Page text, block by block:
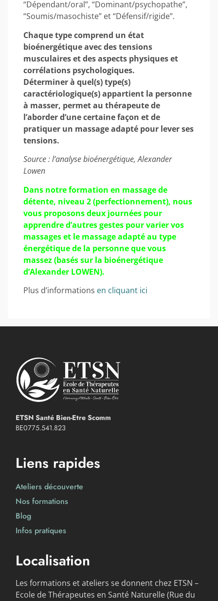
“Dépendant/oral”, “Dominant/psychopathe”,
“Soumis/masochiste” et “Défensif/rigide”.
Chaque type comprend un état
bioénergétique avec des tensions
musculaires et des aspects physiques et
corrélations psychologiques.
Déterminer à quel(s) type(s)
caractériologique(s) appartient la personne
à masser, permet au thérapeute de
l’aborder d’une certaine façon et de
pratiquer un massage adapté pour lever ses
tensions.
Source : l’analyse bioénergétique, Alexander
Lowen
Dans notre formation en massage de
détente, niveau 2 (perfectionnement), nous
vous proposons deux journées pour
apprendre d’autres gestes pour varier vos
massages et le massage adapté au type
énergétique de la personne que vous
massez (basés sur la bioénergétique
d’Alexander LOWEN).
Plus d’informations en cliquant ici
ETSN Santé Bien-Etre Scomm
BE0775.541.823
Liens rapides
Ateliers découverte
Nos formations
Blog
Infos pratiques
Localisation
Les formations et ateliers se donnent chez ETSN –
Ecole de Thérapeutes en Santé Naturelle (Rue du